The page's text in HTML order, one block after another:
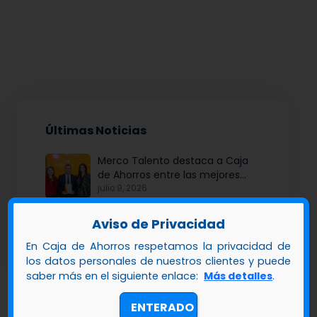
Últimas Noticias
Merco Talento destaca a Caja
de Ahorros entre las mejores
empresas para atraer y fidelizar
talento
julio 9, 2026
Ajuste de tasas de Plazo Fijo y
Ahorro Platinum
junio 16, 2026
Caja de Ahorros e INCAE
refuerzan alianza estratégica
para potenciar el talento y la
mayo 26, 2026
Aviso de Privacidad
En Caja de Ahorros respetamos la privacidad de
los datos personales de nuestros clientes y puede
saber más en el siguiente enlace: Más detalles.
ENTERADO